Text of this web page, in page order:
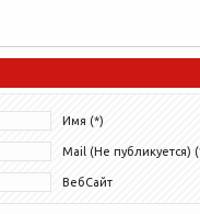
Имя (*)
Mail (Не публикуется)
ВебСайт